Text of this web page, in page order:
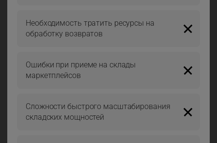
Необходимость тратить ресурсы на
обработку возвратов
Ошибки при приеме на склады
маркетплейсов
Сложности быстрого масштабирования
складских мощностей